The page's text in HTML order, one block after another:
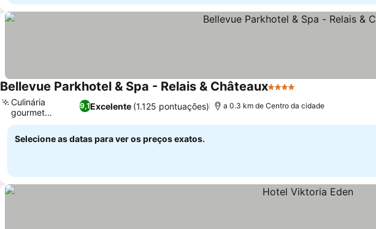
Bellevue Parkhotel & Spa - Relais & Châteaux4 Estrelas
9,1Excelente (1.125 pontuações)
Culinária
gourmet
premiada
a 0.3 km de Centro da cidade
Selecione as datas para ver os preços exatos.